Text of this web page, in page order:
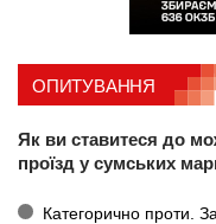
ОПИТУВАННЯ
Як ви ставитеся до
проїзд у сумських
Категорично проти.